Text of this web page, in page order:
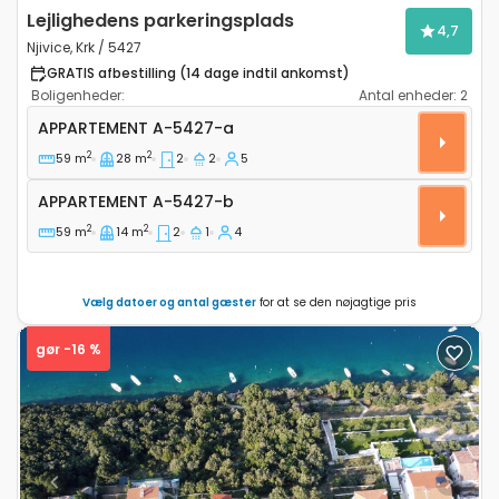
Lejlighedens parkeringsplads
Njivice, Krk / 5427
4,7
GRATIS afbestilling (14 dage indtil ankomst)
Boligenheder:
Antal enheder: 2
Toværelses lejlighed Njivice, Krk A-5427-a
APPARTEMENT A-5427-a
59 m2 28 m2 2 2 5
Appartement A-5427-b
APPARTEMENT A-5427-b
59 m2 14 m2 2 1 4
Vælg datoer og antal gæster for at se den nøjagtige pris
Previous Next
gør -16 %